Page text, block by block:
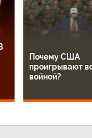
Почему США
проигрывают
войной?